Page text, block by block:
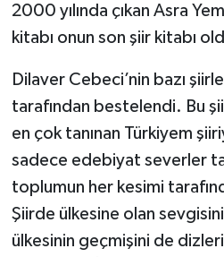
2000 yılında çıkan Asra
kitabı onun son şiir kitabı
Dilaver Cebeci’nin bazı
tarafından bestelendi. Bu
en çok tanınan Türkiyem
sadece edebiyat severler
toplumun her kesimi
Şiirde ülkesine olan
ülkesinin geçmişini de